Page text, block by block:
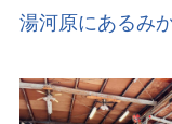
湯河原にあるみ